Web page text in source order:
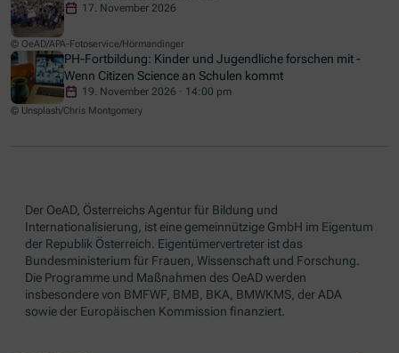
17. November 2026
© OeAD/APA-Fotoservice/Hörmandinger
PH-Fortbildung: Kinder und Jugendliche forschen mit -
Wenn Citizen Science an Schulen kommt
19. November 2026 · 14:00 pm
© Unsplash/Chris Montgomery
Der OeAD, Österreichs Agentur für Bildung und
Internationalisierung, ist eine gemeinnützige GmbH im Eigentum
der Republik Österreich. Eigentümervertreter ist das
Bundesministerium für Frauen, Wissenschaft und Forschung.
Die Programme und Maßnahmen des OeAD werden
insbesondere von BMFWF, BMB, BKA, BMWKMS, der ADA
sowie der Europäischen Kommission finanziert.